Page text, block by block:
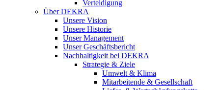
Verteidigung
Über DEKRA
Unsere Vision
Unsere Historie
Unser Management
Unser Geschäftsbericht
Nachhaltigkeit bei DEKRA
Strategie & Ziele
Umwelt & Klima
Mitarbeitende & Gesellschaft